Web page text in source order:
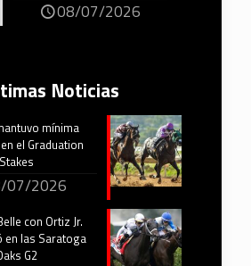
08/07/2026
Noticias
mínima
el Graduation
Stakes
07/2026
con Ortiz Jr.
en las Saratoga
G2